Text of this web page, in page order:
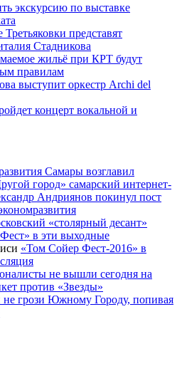
экскурсию по выставке
представят
Стадникова
жильё при КРТ будут
правилам
выступит оркестр Archi del
концерт вокальной и
Самары возглавил
город» самарский интернет-
Андриянов покинул пост
«столярный десант»
в эти выходные
«Том Сойер Фест-2016» в
не вышли сегодня на
против «Звезды»
грози Южному Городу, попивая